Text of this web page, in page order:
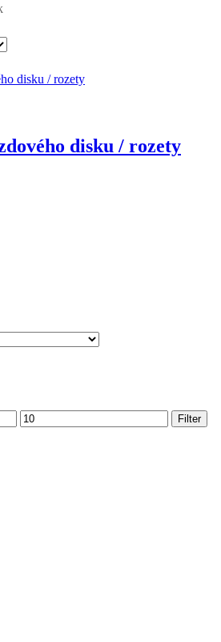
disku / rozety
Maximálna
Filter